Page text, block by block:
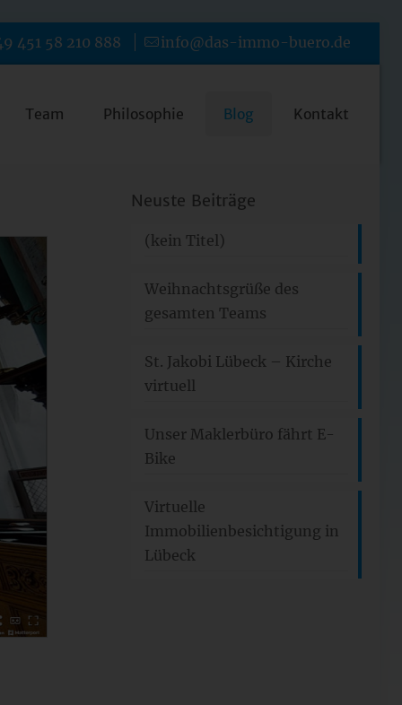
451 58 210 888 info@das-immo-buero.de
Team Philosophie Blog Kontakt
Neuste Beiträge
(kein Titel)
Weihnachtsgrüße des
gesamten Teams
St. Jakobi Lübeck – Kirche
virtuell
Unser Maklerbüro fährt E-
Bike
Virtuelle
Immobilienbesichtigung in
Lübeck